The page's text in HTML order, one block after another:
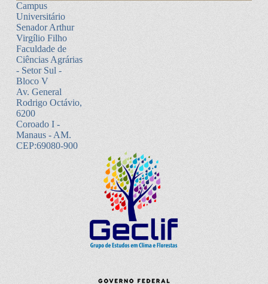
Campus
Universitário
Senador Arthur
Virgílio Filho
Faculdade de
Ciências Agrárias
- Setor Sul -
Bloco V
Av. General
Rodrigo Octávio,
6200
Coroado I -
Manaus - AM.
CEP:69080-900